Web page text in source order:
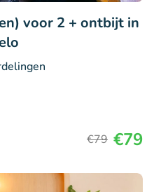
voor 2 + ontbijt in
€79 €79